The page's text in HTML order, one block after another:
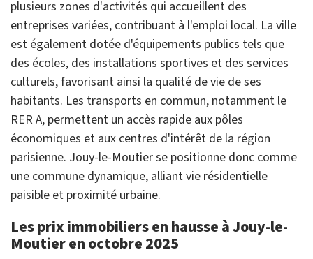
plusieurs zones d'activités qui accueillent des
entreprises variées, contribuant à l'emploi local. La ville
est également dotée d'équipements publics tels que
des écoles, des installations sportives et des services
culturels, favorisant ainsi la qualité de vie de ses
habitants. Les transports en commun, notamment le
RER A, permettent un accès rapide aux pôles
économiques et aux centres d'intérêt de la région
parisienne. Jouy-le-Moutier se positionne donc comme
une commune dynamique, alliant vie résidentielle
paisible et proximité urbaine.
Les prix immobiliers en hausse à Jouy-le-
Moutier en octobre 2025